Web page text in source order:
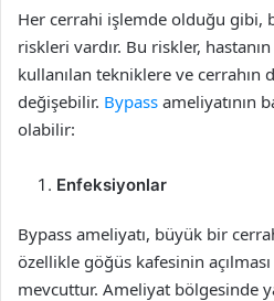
Her cerrahi işlemde olduğu gibi,
riskleri vardır. Bu riskler,
kullanılan tekniklere ve cerrahın
değişebilir. Bypass ameliyatının
olabilir:
Enfeksiyonlar
Bypass ameliyatı, büyük bir
özellikle göğüs kafesinin
mevcuttur. Ameliyat bölgesinde